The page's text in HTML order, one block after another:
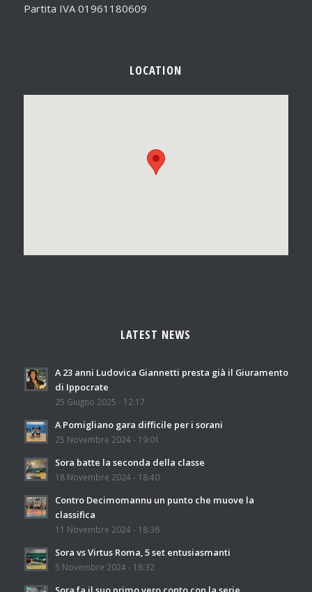
Partita IVA 01961180609
LOCATION
LATEST NEWS
A 23 anni Ludovica Giannetti presta già il Giuramento
di Ippocrate
25 Giugno 2025 - 12:17
A Pomigliano gara difficile per i sorani
25 Novembre 2024 - 19:01
Sora batte la seconda della classe
18 Novembre 2024 - 18:40
Contro Decimomannu un punto che muove la
classifica
11 Novembre 2024 - 18:36
Sora vs Virtus Roma, 5 set entusiasmanti
5 Novembre 2024 - 18:32